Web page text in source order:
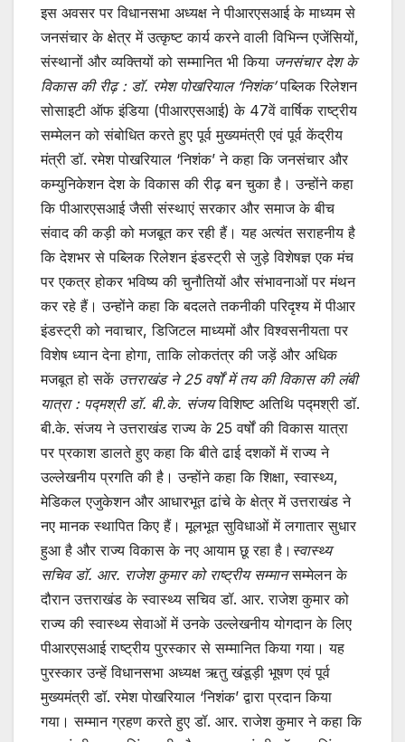
इस अवसर पर विधानसभा अध्यक्ष ने पीआरएसआई के माध्यम से
जनसंचार के क्षेत्र में उत्कृष्ट कार्य करने वाली विभिन्न एजेंसियों,
संस्थानों और व्यक्तियों को सम्मानित भी किया जनसंचार देश के
विकास की रीढ़ : डॉ. रमेश पोखरियाल ‘निशंक’पब्लिक रिलेशन
सोसाइटी ऑफ इंडिया (पीआरएसआई) के 47वें वार्षिक राष्ट्रीय
सम्मेलन को संबोधित करते हुए पूर्व मुख्यमंत्री एवं पूर्व केंद्रीय
मंत्री डॉ. रमेश पोखरियाल ‘निशंक’ ने कहा कि जनसंचार और
कम्युनिकेशन देश के विकास की रीढ़ बन चुका है। उन्होंने कहा
कि पीआरएसआई जैसी संस्थाएं सरकार और समाज के बीच
संवाद की कड़ी को मजबूत कर रही हैं। यह अत्यंत सराहनीय है
कि देशभर से पब्लिक रिलेशन इंडस्ट्री से जुड़े विशेषज्ञ एक मंच
पर एकत्र होकर भविष्य की चुनौतियों और संभावनाओं पर मंथन
कर रहे हैं। उन्होंने कहा कि बदलते तकनीकी परिदृश्य में पीआर
इंडस्ट्री को नवाचार, डिजिटल माध्यमों और विश्वसनीयता पर
विशेष ध्यान देना होगा, ताकि लोकतंत्र की जड़ें और अधिक
मजबूत हो सकें उत्तराखंड ने 25 वर्षों में तय की विकास की लंबी
यात्रा : पद्मश्री डॉ. बी.के. संजयविशिष्ट अतिथि पद्मश्री डॉ.
बी.के. संजय ने उत्तराखंड राज्य के 25 वर्षों की विकास यात्रा
पर प्रकाश डालते हुए कहा कि बीते ढाई दशकों में राज्य ने
उल्लेखनीय प्रगति की है। उन्होंने कहा कि शिक्षा, स्वास्थ्य,
मेडिकल एजुकेशन और आधारभूत ढांचे के क्षेत्र में उत्तराखंड ने
नए मानक स्थापित किए हैं। मूलभूत सुविधाओं में लगातार सुधार
हुआ है और राज्य विकास के नए आयाम छू रहा है। स्वास्थ्य
सचिव डॉ. आर. राजेश कुमार को राष्ट्रीय सम्मानसम्मेलन के
दौरान उत्तराखंड के स्वास्थ्य सचिव डॉ. आर. राजेश कुमार को
राज्य की स्वास्थ्य सेवाओं में उनके उल्लेखनीय योगदान के लिए
पीआरएसआई राष्ट्रीय पुरस्कार से सम्मानित किया गया। यह
पुरस्कार उन्हें विधानसभा अध्यक्ष ऋतु खंडूड़ी भूषण एवं पूर्व
मुख्यमंत्री डॉ. रमेश पोखरियाल ‘निशंक’ द्वारा प्रदान किया
गया। सम्मान ग्रहण करते हुए डॉ. आर. राजेश कुमार ने कहा कि